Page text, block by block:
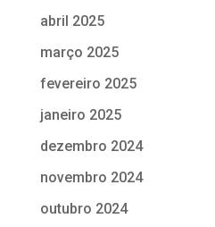
abril 2025
março 2025
fevereiro 2025
janeiro 2025
dezembro 2024
novembro 2024
outubro 2024